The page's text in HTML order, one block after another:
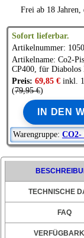
Frei ab 18 Jahren,
Sofort lieferbar.
Artikelnummer:
Artikelname: Co2-
CP400, für Diabolos
Preis: 69,85 € inkl.
(79,95 €)
IN DEN
Warengruppe: CO2-
TECHNISCHE
FAQ